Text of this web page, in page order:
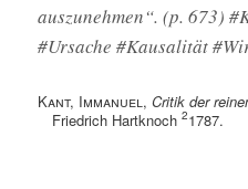
auszunehmen“. (p. 673)
#Ursache #Kausalität
Kant, Immanuel ,Critik der
Friedrich Hartknoch21787.